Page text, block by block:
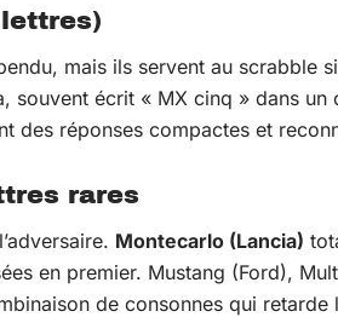
mais ils servent au scrabble
souvent écrit « MX cinq » dans un
des réponses compactes et
rares
Montecarlo (Lancia)
en premier. Mustang (Ford),
de consonnes qui retarde